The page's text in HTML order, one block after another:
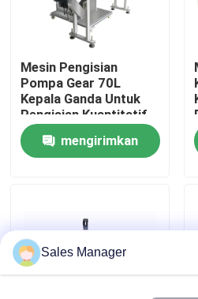
Wisata pabrik
Kontrol kualitas
Quote request suatu
Mesin pengisi lip gloss
Mesin Pengisian
Pompa Gear 70L
Kepala Ganda Untuk
Pengisian Kuantitatif
mengirimkan
Sales Manager